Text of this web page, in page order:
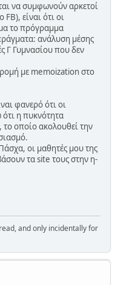
να συμφωνούν αρκετοί
είναι ότι οι
το πρόγραμμα
ανάλυση μέσης
Γ Γυμνασίου που δεν
με memoization στο
φανερό ότι οι
η πυκνότητα
οποίο ακολουθεί την
οι μαθητές μου της
τα site τους στην η-
and only incidentally for